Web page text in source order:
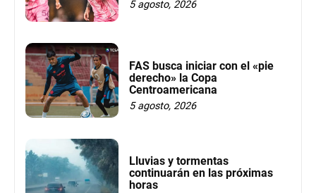
5 agosto, 2026
FAS busca iniciar con el «pie
derecho» la Copa
Centroamericana
5 agosto, 2026
Lluvias y tormentas
continuarán en las próximas
horas